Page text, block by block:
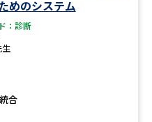
テレメール全国一斉進学調査
めのシステム
：診断
生
合